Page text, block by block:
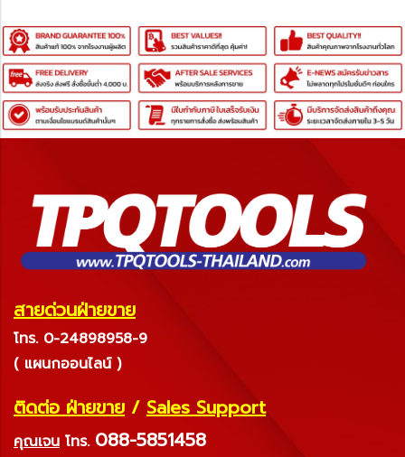
สายด่วนฝ่ายขาย
โทร. 0-24898958-9
( แผนกออนไลน์ )
ติดต่อ ฝ่ายขาย / Sales Support
คุณเจน โทร. 088-5851458